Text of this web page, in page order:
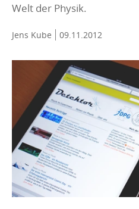
Welt der Physik.
Jens Kube 09.11.2012